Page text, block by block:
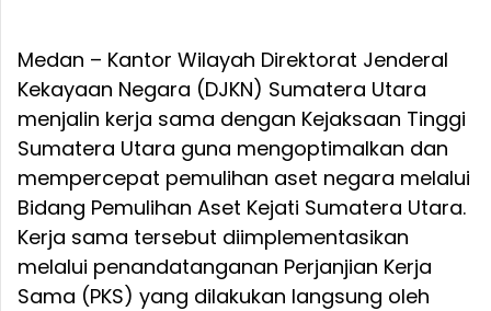
Medan – Kantor Wilayah Direktorat Jenderal
Kekayaan Negara (DJKN) Sumatera Utara
menjalin kerja sama dengan Kejaksaan Tinggi
Sumatera Utara guna mengoptimalkan dan
mempercepat pemulihan aset negara melalui
Bidang Pemulihan Aset Kejati Sumatera Utara.
Kerja sama tersebut diimplementasikan
melalui penandatanganan Perjanjian Kerja
Sama (PKS) yang dilakukan langsung oleh